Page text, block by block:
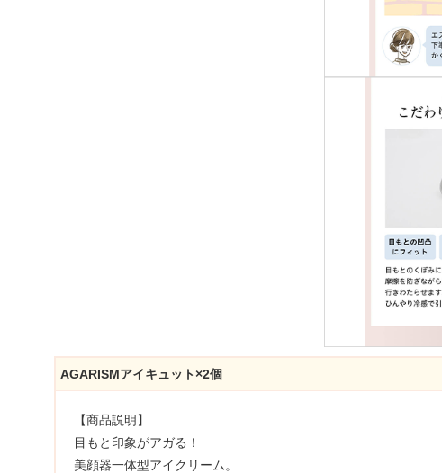
AGARISMアイキュット×2個
【商品説明】
目もと印象がアガる！
美顔器一体型アイクリーム。